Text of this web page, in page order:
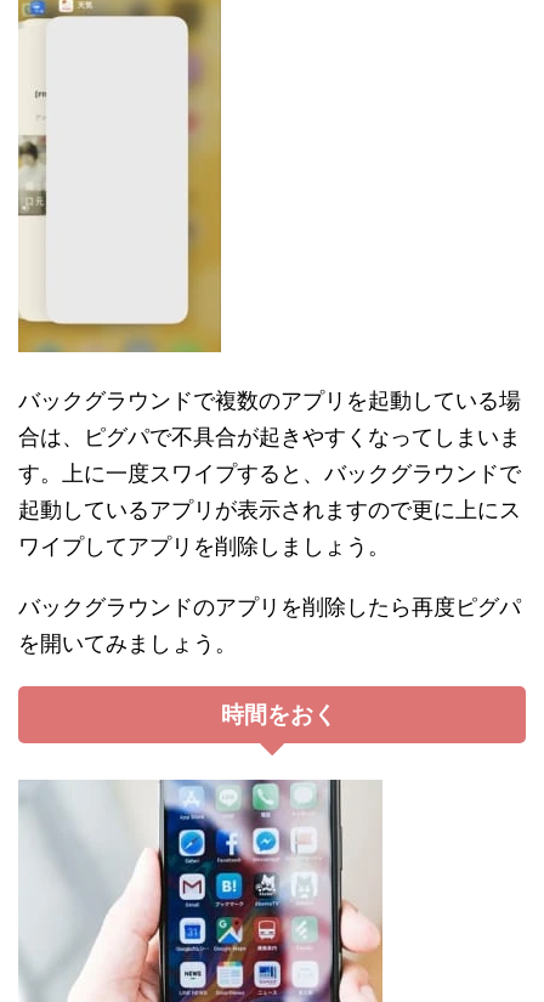
バックグラウンドで複数のアプリを起動している場
合は、ピグパで不具合が起きやすくなってしまいま
す。上に一度スワイプすると、バックグラウンドで
起動しているアプリが表示されますので更に上にス
ワイプしてアプリを削除しましょう。
バックグラウンドのアプリを削除したら再度ピグパ
を開いてみましょう。
時間をおく